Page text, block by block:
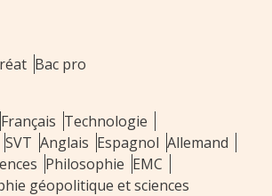
Bac pro
Français Technologie
SVT Anglais Espagnol Allemand
Philosophie EMC
géopolitique et sciences